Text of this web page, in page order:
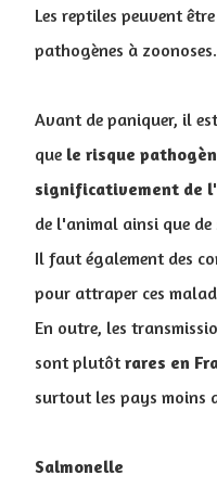
Les reptiles peuvent
pathogènes à zoonoses.
Avant de paniquer, il
que le risque
significativement de
de l'animal ainsi que de
Il faut également des
pour attraper ces
En outre, les
sont plutôtrares en
surtout les pays moins
Salmonelle